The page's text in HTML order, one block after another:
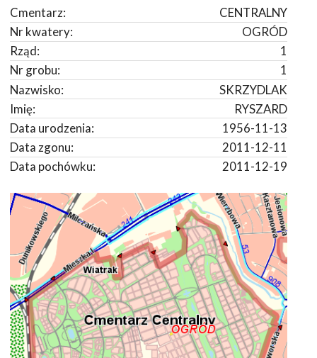
CENTRALNY
Cmentarz:
OGRÓD
Nr kwatery:
1
Rząd:
1
Nr grobu:
SKRZYDLAK
Nazwisko:
RYSZARD
Imię:
1956-11-13
Data urodzenia:
2011-12-11
Data zgonu:
2011-12-19
Data pochówku: